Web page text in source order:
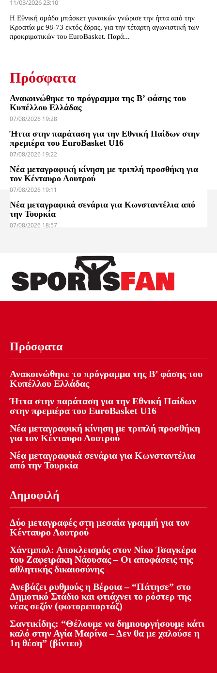
11/03/2026 23:10
Η Εθνική ομάδα μπάσκετ γυναικών γνώρισε την ήττα από την
Κροατία με 98-73 εκτός έδρας, για την τέταρτη αγωνιστική των
προκριματικών του EuroBasket. Παρά...
Πρόσφατα
Ανακοινώθηκε το πρόγραμμα της Β’ φάσης του
Κυπέλλου Ελλάδας
07/08/2026 19:28
Ήττα στην παράταση για την Εθνική Παίδων στην
πρεμιέρα του EuroBasket U16
07/08/2026 19:22
Νέα μεταγραφική κίνηση με τριπλή προσθήκη για
τον Κένταυρο Λουτρού
07/08/2026 19:11
Νέα μεταγραφικά σενάρια για Κωνσταντέλια από
την Τουρκία
07/08/2026 18:57
Πρόσφατα
Ανακοινώθηκε το πρόγραμμα της Β’ φάσης του
Κυπέλλου Ελλάδας
Ήττα στην παράταση για την Εθνική Παίδων
στην πρεμιέρα του EuroBasket U16
Νέα μεταγραφική κίνηση με τριπλή προσθήκη
για τον Κένταυρο Λουτρού
Νέα μεταγραφικά σενάρια για Κωνσταντέλια
από την Τουρκία
Δημοφιλή
Δύο μεταγραφές στη μεσαία γραμμή για τον
Κένταυρο Λουτρού
Χάντμπολ: Αποκλεισμός στον Νίκο Τσαγκέρα
του Ζαφειράκη Νάουσας – Οι αποφάσεις της
αθλητικής δικαιοσύνης
Ανεβάζει ρυθμούς η Βέροια – “Πάτησε” στο
Δημοτικό Στάδιο και φτιάχνει το ρόστερ της
νέας σεζόν (φωτορεπορτάζ)
Σαντικίδης: “Θέλουμε να δημιουργήσουμε κάτι
καλό στην Αγία Μαρίνα – Δεν θα με χαλούσε η
1η θέση” (βίντεο)